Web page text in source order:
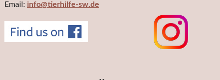
Email: info@tierhilfe-sw.de